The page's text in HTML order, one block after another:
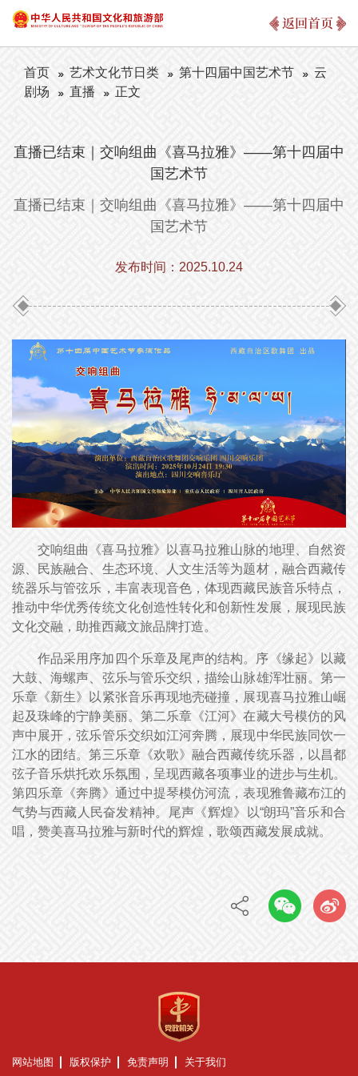
返回首页
首页 艺术文化节日类 第十四届中国艺术节
云
剧场
直播 正文
直播已结束｜交响组曲《喜马拉雅》——第十四届中
国艺术节
直播已结束｜交响组曲《喜马拉雅》——第十四届中
国艺术节
发布时间：2025.10.24
交响组曲《喜马拉雅》以喜马拉雅山脉的地理、自然资
源、民族融合、生态环境、人文生活等为题材，融合西藏传
统器乐与管弦乐，丰富表现音色，体现西藏民族音乐特点，
推动中华优秀传统文化创造性转化和创新性发展，展现民族
文化交融，助推西藏文旅品牌打造。
作品采用序加四个乐章及尾声的结构。序《缘起》以藏
大鼓、海螺声、弦乐与管乐交织，描绘山脉雄浑壮丽。第一
乐章《新生》以紧张音乐再现地壳碰撞，展现喜马拉雅山崛
起及珠峰的宁静美丽。第二乐章《江河》在藏大号模仿的风
声中展开，弦乐管乐交织如江河奔腾，展现中华民族同饮一
江水的团结。第三乐章《欢歌》融合西藏传统乐器，以昌都
弦子音乐烘托欢乐氛围，呈现西藏各项事业的进步与生机。
第四乐章《奔腾》通过中提琴模仿河流，表现雅鲁藏布江的
气势与西藏人民奋发精神。尾声《辉煌》以“朗玛”音乐和合
唱，赞美喜马拉雅与新时代的辉煌，歌颂西藏发展成就。
网站地图 版权保护 免责声明 关于我们